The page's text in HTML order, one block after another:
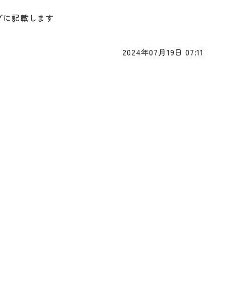
記載します
2024年07月19日 07:11